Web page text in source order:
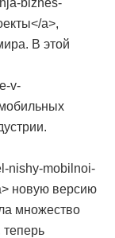
biznes-
a>,
В этой
v-
nishy-mobilnoi-
новую версию
множество
теперь